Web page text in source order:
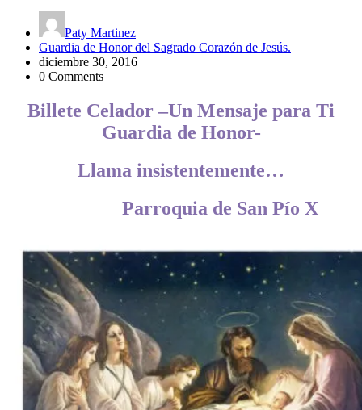
Paty Martinez
Guardia de Honor del Sagrado Corazón de Jesús.
diciembre 30, 2016
0 Comments
Billete Celador –Un Mensaje para Ti
Guardia de Honor-
Llama insistentemente…
Parroquia de San Pío X